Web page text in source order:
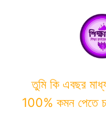
তুমি কি এবছর
100% কমন পেতে